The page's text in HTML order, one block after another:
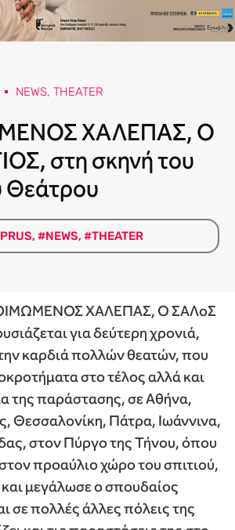
NEWS, THEATER
ΧΑΛΕΠΑΣ, Ο
στη σκηνή του
Θεάτρου
, #NEWS, #THEATER
ΧΑΛΕΠΑΣ, Ο ΣΑΛοΣ
για δεύτερη χρονιά,
την καρδιά πολλών θεατών, που
στο τέλος αλλά και
της παράστασης, σε Αθήνα,
Θεσσαλονίκη, Πάτρα, Ιωάννινα,
στον Πύργο της Τήνου, όπου
προαύλιο χώρο του σπιτιού,
μεγάλωσε ο σπουδαίος
σε πολλές άλλες πόλεις της